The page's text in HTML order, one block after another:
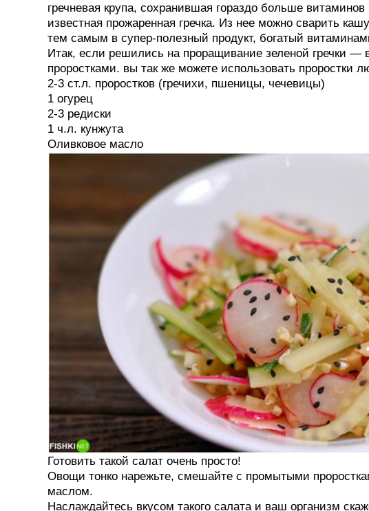
гречневая крупа, сохранившая гораздо больше
известная прожаренная гречка. Из нее можно сварить
тем самым в супер-полезный продукт, богатый
Итак, если решились на проращивание зеленой гречки —
проростками. вы так же можете использовать проростки
2-3 ст.л. проростков (гречихи, пшеницы, чечевицы)
1 огурец
2-3 редиски
1 ч.л. кунжута
Оливковое масло
Готовить такой салат очень просто!
Овощи тонко нарежьте, смешайте с промытыми
маслом.
Наслаждайтесь вкусом такого салата и ваш организм